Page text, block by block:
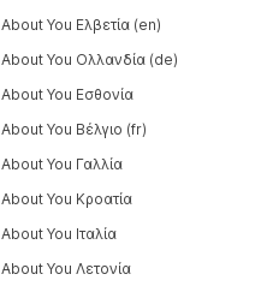
About You Ελβετία (en)
About You Ολλανδία (de)
About You Εσθονία
About You Βέλγιο (fr)
About You Γαλλία
About You Κροατία
About You Ιταλία
About You Λετονία